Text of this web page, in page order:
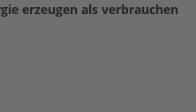
erzeugen als verbrauchen